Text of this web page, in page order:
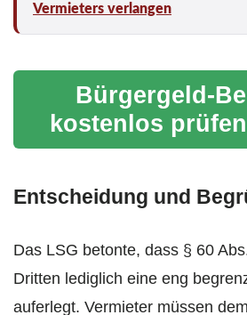
Vermieters verlangen
Bürgergeld-
kostenlos
Entscheidung und
Das LSG betonte, dass § 60
Dritten lediglich eine eng
auferlegt. Vermieter müssen